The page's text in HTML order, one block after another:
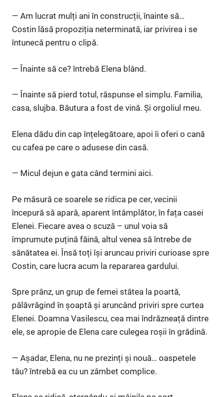
— Am lucrat mulți ani în construcții, înainte să…
Costin lăsă propoziția neterminată, iar privirea i se
întunecă pentru o clipă.
— Înainte să ce? întrebă Elena blând.
— Înainte să pierd totul, răspunse el simplu. Familia,
casa, slujba. Băutura a fost de vină. Și orgoliul meu.
Elena dădu din cap înțelegătoare, apoi îi oferi o cană
cu cafea pe care o adusese din casă.
— Micul dejun e gata când termini aici.
Pe măsură ce soarele se ridica pe cer, vecinii
începură să apară, aparent întâmplător, în fața casei
Elenei. Fiecare avea o scuză – unul voia să
împrumute puțină făină, altul venea să întrebe de
sănătatea ei. Însă toți își aruncau priviri curioase spre
Costin, care lucra acum la repararea gardului.
Spre prânz, un grup de femei stătea la poartă,
pălăvrăgind în șoaptă și aruncând priviri spre curtea
Elenei. Doamna Vasilescu, cea mai îndrăzneață dintre
ele, se apropie de Elena care culegea roșii în grădină.
— Așadar, Elena, nu ne prezinți și nouă… oaspetele
tău? întrebă ea cu un zâmbet complice.